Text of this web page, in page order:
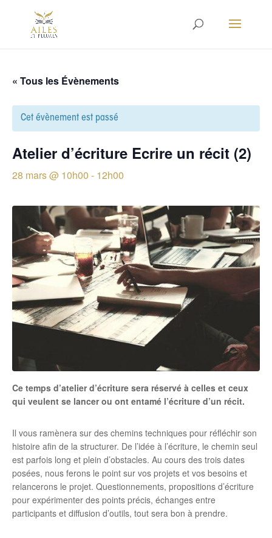
« Tous les Évènements
Cet évènement est passé
Atelier d’écriture Ecrire un récit (2)
28 mars @ 10h00 - 12h00
Ce temps d’atelier d’écriture sera réservé à celles et ceux
qui veulent se lancer ou ont entamé l’écriture d’un récit.
Il vous ramènera sur des chemins techniques pour réfléchir son
histoire afin de la structurer. De l’idée à l’écriture, le chemin seul
est parfois long et plein d’obstacles. Au cours des trois dates
posées, nous ferons le point sur vos projets et vos besoins et
relancerons le projet. Questionnements, propositions d’écriture
pour expérimenter des points précis, échanges entre
participants et diffusion d’outils, tout sera bon à prendre.